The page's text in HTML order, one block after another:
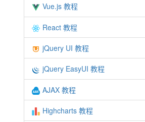
Vue.js 教程
React 教程
jQuery UI 教程
jQuery EasyUI 教程
AJAX 教程
Highcharts 教程